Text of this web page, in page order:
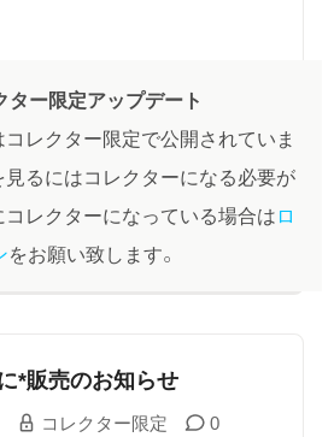
ター限定アップデート
レクター限定で公開されていま
るにはコレクターになる必要が
レクターになっている場合はロ
をお願い致します。
*販売のお知らせ
コレクター限定 0